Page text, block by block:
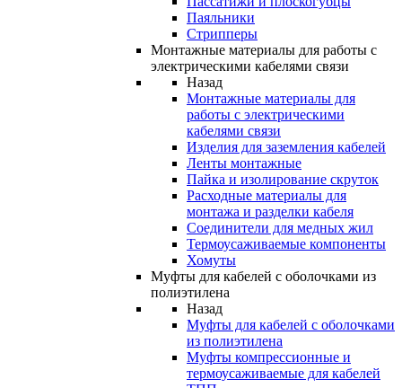
Паяльники
Стрипперы
Монтажные материалы для работы с
электрическими кабелями связи
Назад
Монтажные материалы для
работы с электрическими
кабелями связи
Изделия для заземления кабелей
Ленты монтажные
Пайка и изолирование скруток
Расходные материалы для
монтажа и разделки кабеля
Соединители для медных жил
Термоусаживаемые компоненты
Хомуты
Муфты для кабелей с оболочками из
полиэтилена
Назад
Муфты для кабелей с оболочками
из полиэтилена
Муфты компрессионные и
термоусаживаемые для кабелей